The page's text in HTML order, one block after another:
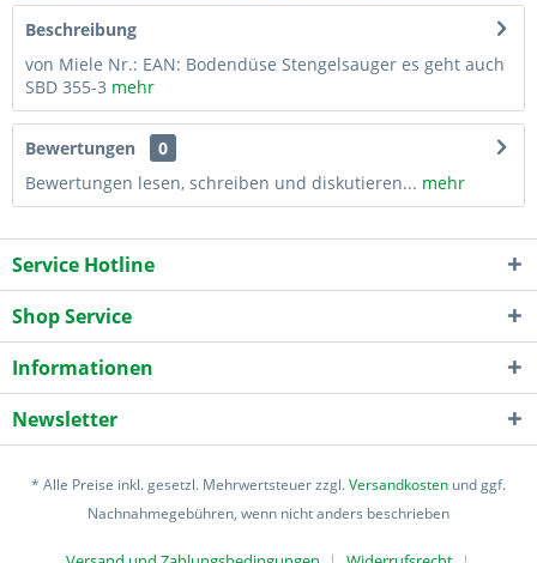
Beschreibung
von Miele Nr.: EAN: Bodendüse Stengelsauger es geht auch
SBD 355-3 mehr
Bewertungen
0
Bewertungen lesen, schreiben und diskutieren... mehr
Service Hotline
Shop Service
Informationen
Newsletter
* Alle Preise inkl. gesetzl. Mehrwertsteuer zzgl.Versandkosten und ggf.
Nachnahmegebühren, wenn nicht anders beschrieben